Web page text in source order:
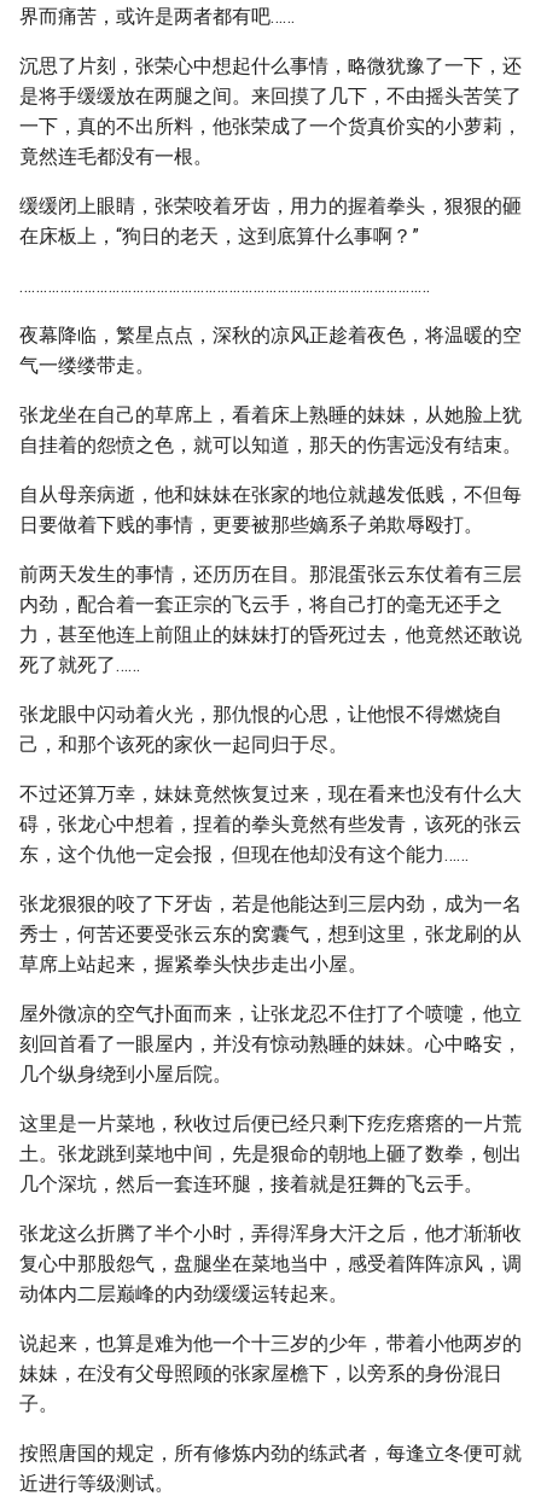
界而痛苦，或许是两者都有吧……
沉思了片刻，张荣心中想起什么事情，略微犹豫了一下，还
是将手缓缓放在两腿之间。来回摸了几下，不由摇头苦笑了
一下，真的不出所料，他张荣成了一个货真价实的小萝莉，
竟然连毛都没有一根。
缓缓闭上眼睛，张荣咬着牙齿，用力的握着拳头，狠狠的砸
在床板上，“狗日的老天，这到底算什么事啊？”
…………………………………………………………………………………………
夜幕降临，繁星点点，深秋的凉风正趁着夜色，将温暖的空
气一缕缕带走。
张龙坐在自己的草席上，看着床上熟睡的妹妹，从她脸上犹
自挂着的怨愤之色，就可以知道，那天的伤害远没有结束。
自从母亲病逝，他和妹妹在张家的地位就越发低贱，不但每
日要做着下贱的事情，更要被那些嫡系子弟欺辱殴打。
前两天发生的事情，还历历在目。那混蛋张云东仗着有三层
内劲，配合着一套正宗的飞云手，将自己打的毫无还手之
力，甚至他连上前阻止的妹妹打的昏死过去，他竟然还敢说
死了就死了……
张龙眼中闪动着火光，那仇恨的心思，让他恨不得燃烧自
己，和那个该死的家伙一起同归于尽。
不过还算万幸，妹妹竟然恢复过来，现在看来也没有什么大
碍，张龙心中想着，捏着的拳头竟然有些发青，该死的张云
东，这个仇他一定会报，但现在他却没有这个能力……
张龙狠狠的咬了下牙齿，若是他能达到三层内劲，成为一名
秀士，何苦还要受张云东的窝囊气，想到这里，张龙刷的从
草席上站起来，握紧拳头快步走出小屋。
屋外微凉的空气扑面而来，让张龙忍不住打了个喷嚏，他立
刻回首看了一眼屋内，并没有惊动熟睡的妹妹。心中略安，
几个纵身绕到小屋后院。
这里是一片菜地，秋收过后便已经只剩下疙疙瘩瘩的一片荒
土。张龙跳到菜地中间，先是狠命的朝地上砸了数拳，刨出
几个深坑，然后一套连环腿，接着就是狂舞的飞云手。
张龙这么折腾了半个小时，弄得浑身大汗之后，他才渐渐收
复心中那股怨气，盘腿坐在菜地当中，感受着阵阵凉风，调
动体内二层巅峰的内劲缓缓运转起来。
说起来，也算是难为他一个十三岁的少年，带着小他两岁的
妹妹，在没有父母照顾的张家屋檐下，以旁系的身份混日
子。
按照唐国的规定，所有修炼内劲的练武者，每逢立冬便可就
近进行等级测试。